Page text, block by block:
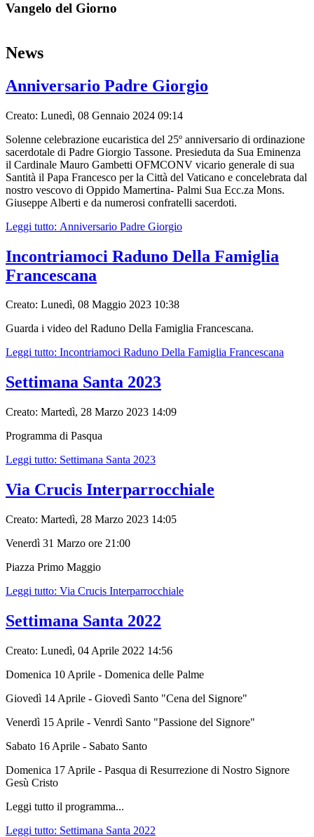
Vangelo del Giorno
News
Anniversario Padre Giorgio
Creato: Lunedì, 08 Gennaio 2024 09:14
Solenne celebrazione eucaristica del 25º anniversario di ordinazione
sacerdotale di Padre Giorgio Tassone. Presieduta da Sua Eminenza
il Cardinale Mauro Gambetti OFMCONV vicario generale di sua
Santità il Papa Francesco per la Città del Vaticano e concelebrata dal
nostro vescovo di Oppido Mamertina- Palmi Sua Ecc.za Mons.
Giuseppe Alberti e da numerosi confratelli sacerdoti.
Leggi tutto: Anniversario Padre Giorgio
Incontriamoci Raduno Della Famiglia
Francescana
Creato: Lunedì, 08 Maggio 2023 10:38
Guarda i video del Raduno Della Famiglia Francescana.
Leggi tutto: Incontriamoci Raduno Della Famiglia Francescana
Settimana Santa 2023
Creato: Martedì, 28 Marzo 2023 14:09
Programma di Pasqua
Leggi tutto: Settimana Santa 2023
Via Crucis Interparrocchiale
Creato: Martedì, 28 Marzo 2023 14:05
Venerdì 31 Marzo ore 21:00
Piazza Primo Maggio
Leggi tutto: Via Crucis Interparrocchiale
Settimana Santa 2022
Creato: Lunedì, 04 Aprile 2022 14:56
Domenica 10 Aprile - Domenica delle Palme
Giovedì 14 Aprile - Giovedì Santo "Cena del Signore"
Venerdì 15 Aprile - Venrdì Santo "Passione del Signore"
Sabato 16 Aprile - Sabato Santo
Domenica 17 Aprile - Pasqua di Resurrezione di Nostro Signore
Gesù Cristo
Leggi tutto il programma...
Leggi tutto: Settimana Santa 2022